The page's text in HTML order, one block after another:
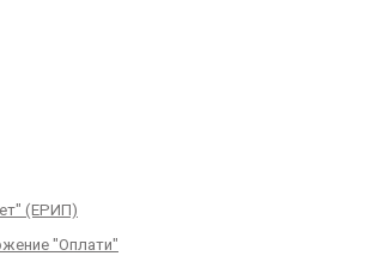
(ЕРИП)
"Оплати"